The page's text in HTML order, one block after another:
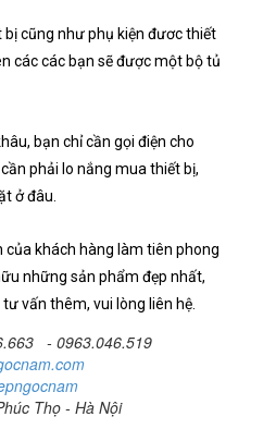
bị cũng như phụ kiện đươc thiết
các các bạn sẽ được một bộ tủ
bạn chỉ cần gọi điện cho
phải lo nắng mua thiết bị,
ở đâu.
của khách hàng làm tiên phong
những sản phẩm đẹp nhất,
vấn thêm, vui lòng liên hệ.
- 0963.046.519
Thọ - Hà Nội